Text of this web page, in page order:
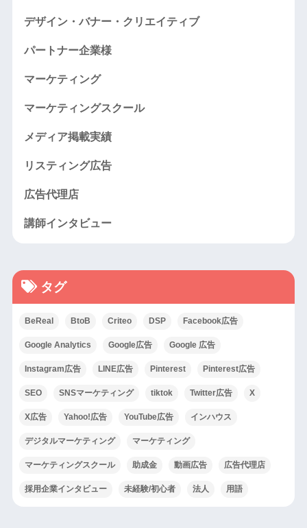
デザイン・バナー・クリエイティブ
パートナー企業様
マーケティング
マーケティングスクール
メディア掲載実績
リスティング広告
広告代理店
講師インタビュー
タグ
BeReal BtoB Criteo DSP Facebook広告
Google Analytics Google広告 Google 広告
Instagram広告 LINE広告 Pinterest Pinterest広告
SEO SNSマーケティング tiktok Twitter広告 X
X広告 Yahoo!広告 YouTube広告 インハウス
デジタルマーケティング マーケティング
マーケティングスクール 助成金 動画広告 広告代理店
採用企業インタビュー 未経験/初心者 法人 用語